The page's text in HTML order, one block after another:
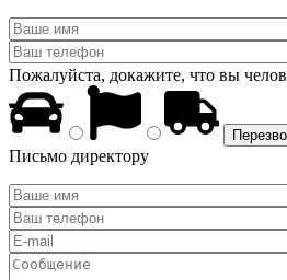
Пожалуйста, докажите, что вы
Письмо директору